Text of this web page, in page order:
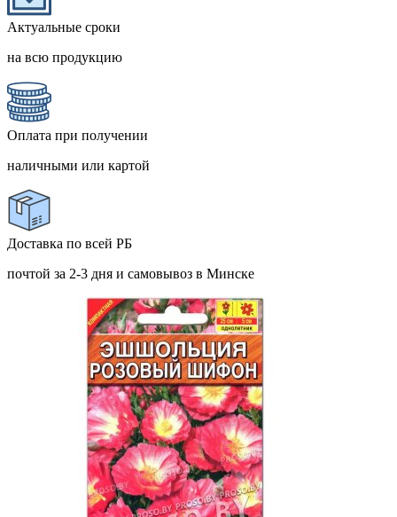
Актуальные сроки
на всю продукцию
Оплата при получении
наличными или картой
Доставка по всей РБ
почтой за 2-3 дня и самовывоз в Минске